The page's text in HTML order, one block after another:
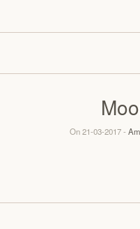
On 21-03-2017 -